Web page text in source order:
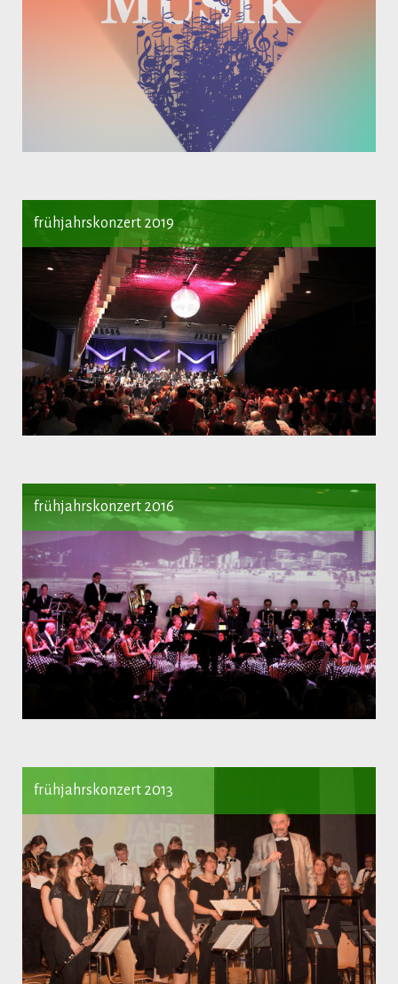
frühjahrskonzert 2019
frühjahrskonzert 2016
frühjahrskonzert 2013